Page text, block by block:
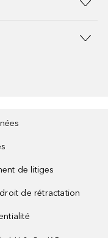
de litiges
de rétractation